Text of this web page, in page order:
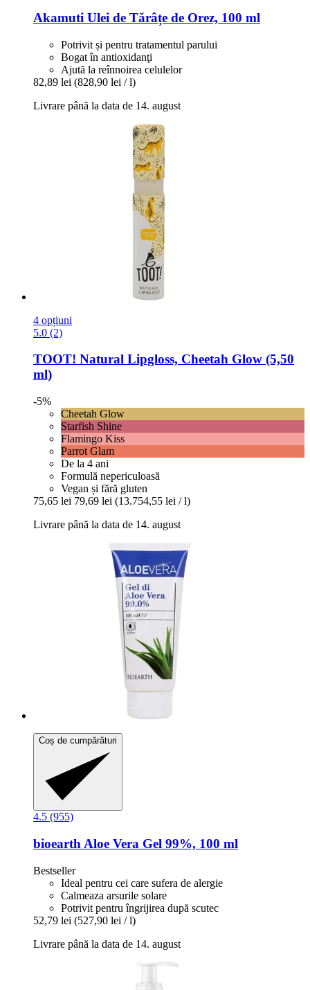
Akamuti Ulei de Tărâțe de Orez, 100 ml
Potrivit și pentru tratamentul parului
Bogat în antioxidanţi
Ajută la reînnoirea celulelor
82,89 lei (828,90 lei / l)
Livrare până la data de 14. august
4 opțiuni
5.0 (2)
TOOT! Natural Lipgloss, Cheetah Glow (5,50
ml)
-5%
Cheetah Glow
Starfish Shine
Flamingo Kiss
Parrot Glam
De la 4 ani
Formulă nepericuloasă
Vegan și fără gluten
75,65 lei 79,69 lei (13.754,55 lei / l)
Livrare până la data de 14. august
Coș de cumpărături
4.5 (955)
bioearth Aloe Vera Gel 99%, 100 ml
Bestseller
Ideal pentru cei care sufera de alergie
Calmeaza arsurile solare
Potrivit pentru îngrijirea după scutec
52,79 lei (527,90 lei / l)
Livrare până la data de 14. august